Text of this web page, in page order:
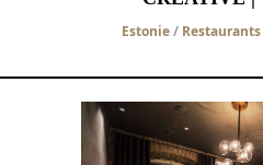
Estonie/ Restaurants